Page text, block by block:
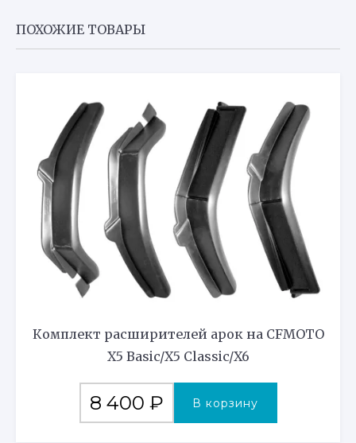
ПОХОЖИЕ ТОВАРЫ
Комплект расширителей арок на CFMOTO
X5 Basic/X5 Classic/X6
8 400 ₽ В корзину